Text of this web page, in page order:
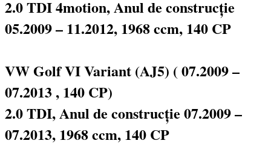
2.0 TDI 4motion, Anul de construcție
05.2009 – 11.2012, 1968 ccm, 140 CP
VW Golf VI Variant (AJ5) ( 07.2009 –
07.2013 , 140 CP)
2.0 TDI, Anul de construcție 07.2009 –
07.2013, 1968 ccm, 140 CP